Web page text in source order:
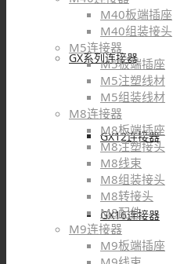
GX系列连接器
GX12连接器
GX16连接器
M40板端插座
M40组装接头
M5连接器
M5板端插座
M5注塑线材
M5组装线材
M8连接器
M8板端插座
M8注塑接头
M8线束
M8组装接头
M8转接头
M8配件
M9连接器
M9板端插座